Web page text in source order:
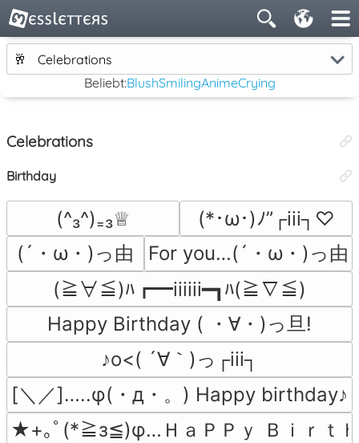
🥂
Celebrations
Beliebt:BlushSmilingAnimeCrying
Celebrations
Birthday
(^₃^)₌₃♕
(*･ω･)ﾉ”┌iii┐♡
(´・ω・)っ由
For you…(´・ω・)っ由
(≧∀≦)ﾊ┏━iiiiii━┓ﾊ(≧∇≦)
Happy Birthday ( ・∀・)っ旦!
♪o<( ´∀｀)っ┌iii┐
[＼／]…..φ(・д・。) Happy birthday♪
★+｡ﾟ(*≧з≦)φ…ＨａＰＰｙ Ｂｉｒｔ